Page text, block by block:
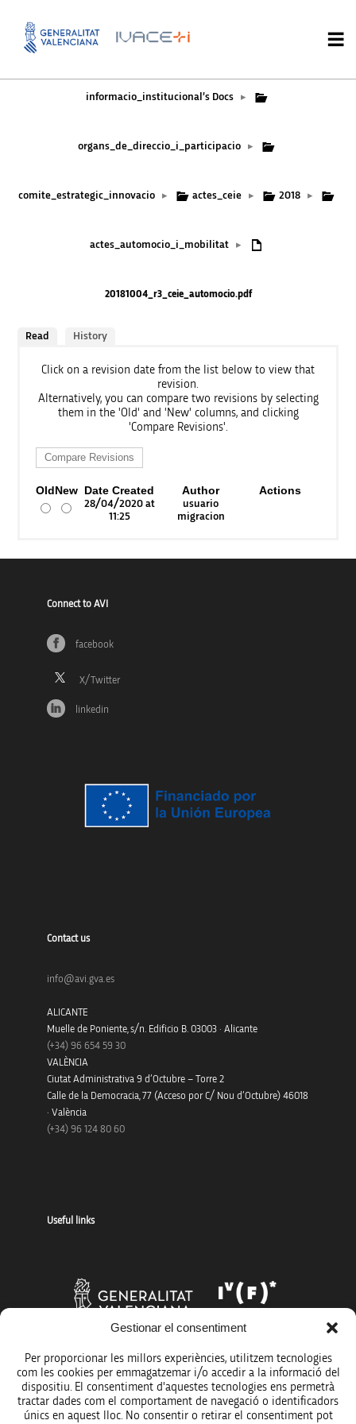
Gestionar el consentiment
Per proporcionar les millors experiències, utilitzem tecnologies
com les cookies per emmagatzemar i/o accedir a la informació del
dispositiu. El consentiment d'aquestes tecnologies ens permetrà
tractar dades com el comportament de navegació o identificadors
únics en aquest lloc. No consentir o retirar el consentiment pot
informacio_institucional’s Docs ▸
organs_de_direccio_i_participacio ▸
comite_estrategic_innovacio ▸ actes_ceie ▸ 2018 ▸
actes_automocio_i_mobilitat ▸
20181004_r3_ceie_automocio.pdf
Read History
Click on a revision date from the list below to view that
revision.
Alternatively, you can compare two revisions by selecting
them in the 'Old' and 'New' columns, and clicking
'Compare Revisions'.
OldNew Date Created Author Actions
28/04/2020 at
11:25
usuario
migracion
Connect to AVI
facebook
linkedin
Contact us
info@avi.gva.es
ALICANTE
Muelle de Poniente, s/n. Edificio B. 03003 · Alicante
(+34) 96 654 59 30
VALÈNCIA
Ciutat Administrativa 9 d’Octubre – Torre 2
Calle de la Democracia, 77 (Acceso por C/ Nou d’Octubre) 46018
· València
(+34) 96 124 80 60
Useful links